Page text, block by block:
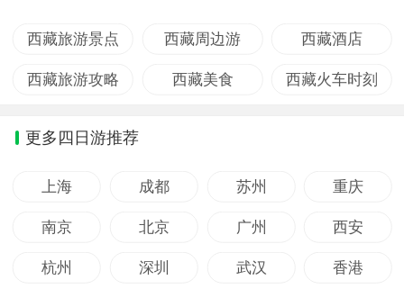
西藏旅游景点 西藏周边游 西藏酒店
西藏旅游攻略 西藏美食 西藏火车时刻
更多四日游推荐
上海 成都 苏州 重庆
南京 北京 广州 西安
杭州 深圳 武汉 香港